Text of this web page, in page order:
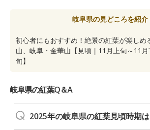
岐阜県の見どころを紹介
初心者にもおすすめ！絶景の紅葉が楽しめ
山、岐阜・金華山【見頃｜11月上旬～11
旬】
岐阜県の紅葉Q＆A
2025年の岐阜県の紅葉見頃時期